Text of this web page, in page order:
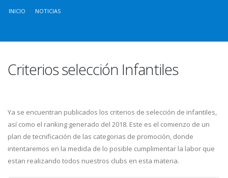
INICIO NOTICIAS
Criterios selección Infantiles
Ya se encuentran publicados los criterios de selección de infantiles,
así como el ranking generado del 2018. Este es el comienzo de un
plan de tecnificación de las categorias de promoción, donde
intentaremos en la medida de lo posible cumplimentar la labor que
estan realizando todos nuestros clubs en esta materia.